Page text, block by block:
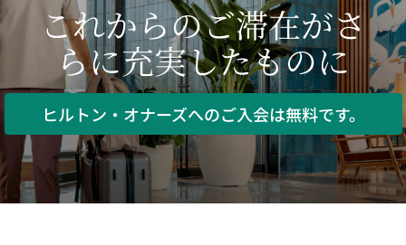
これからのご滞在がさ
らに充実したものに
ヒルトン・オナーズへのご入会は無料です。